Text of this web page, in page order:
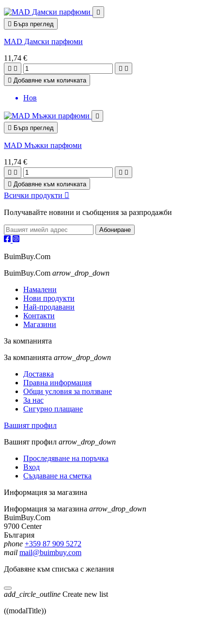

 Бърз преглед
MAD Дамски парфюми
11,74 €
   
 Добавяне към количката
Нов

 Бърз преглед
MAD Мъжки парфюми
11,74 €
   
 Добавяне към количката
Всички продукти 
Получавайте новини и съобщения за разпродажби
BuimBuy.Com
BuimBuy.Com arrow_drop_down
Намалени
Нови продукти
Най-продавани
Контакти
Магазини
За компанията
За компанията arrow_drop_down
Доставка
Правна информация
Общи условия за ползване
За нас
Сигурно плащане
Вашият профил
Вашият профил arrow_drop_down
Проследяване на поръчка
Вход
Създаване на сметка
Информация за магазина
Информация за магазина arrow_drop_down
BuimBuy.Com
9700 Center
България
phone +359 87 909 5272
mail mail@buimbuy.com
Добавяне към списъка с желания
add_circle_outline Create new list
((modalTitle))